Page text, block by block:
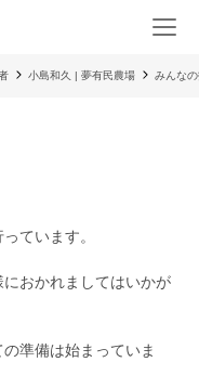
小島和久 | 夢有民農場 みんな
ています。
おかれましてはいかが
準備は始まっていま